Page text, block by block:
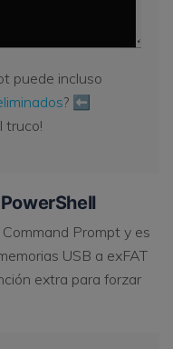
puede incluso
? ⬅
truco!
Prompt y es
USB a exFAT
extra para forzar